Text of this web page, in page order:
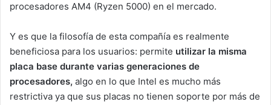
procesadores AM4 (Ryzen 5000) en el mercado.
Y es que la filosofía de esta compañía es realmente
beneficiosa para los usuarios: permite utilizar la misma
placa base durante varias generaciones de
procesadores, algo en lo que Intel es mucho más
restrictiva ya que sus placas no tienen soporte por más de